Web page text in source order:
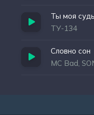
Ты моя
ТУ-134
Словно сон
MC Bad,